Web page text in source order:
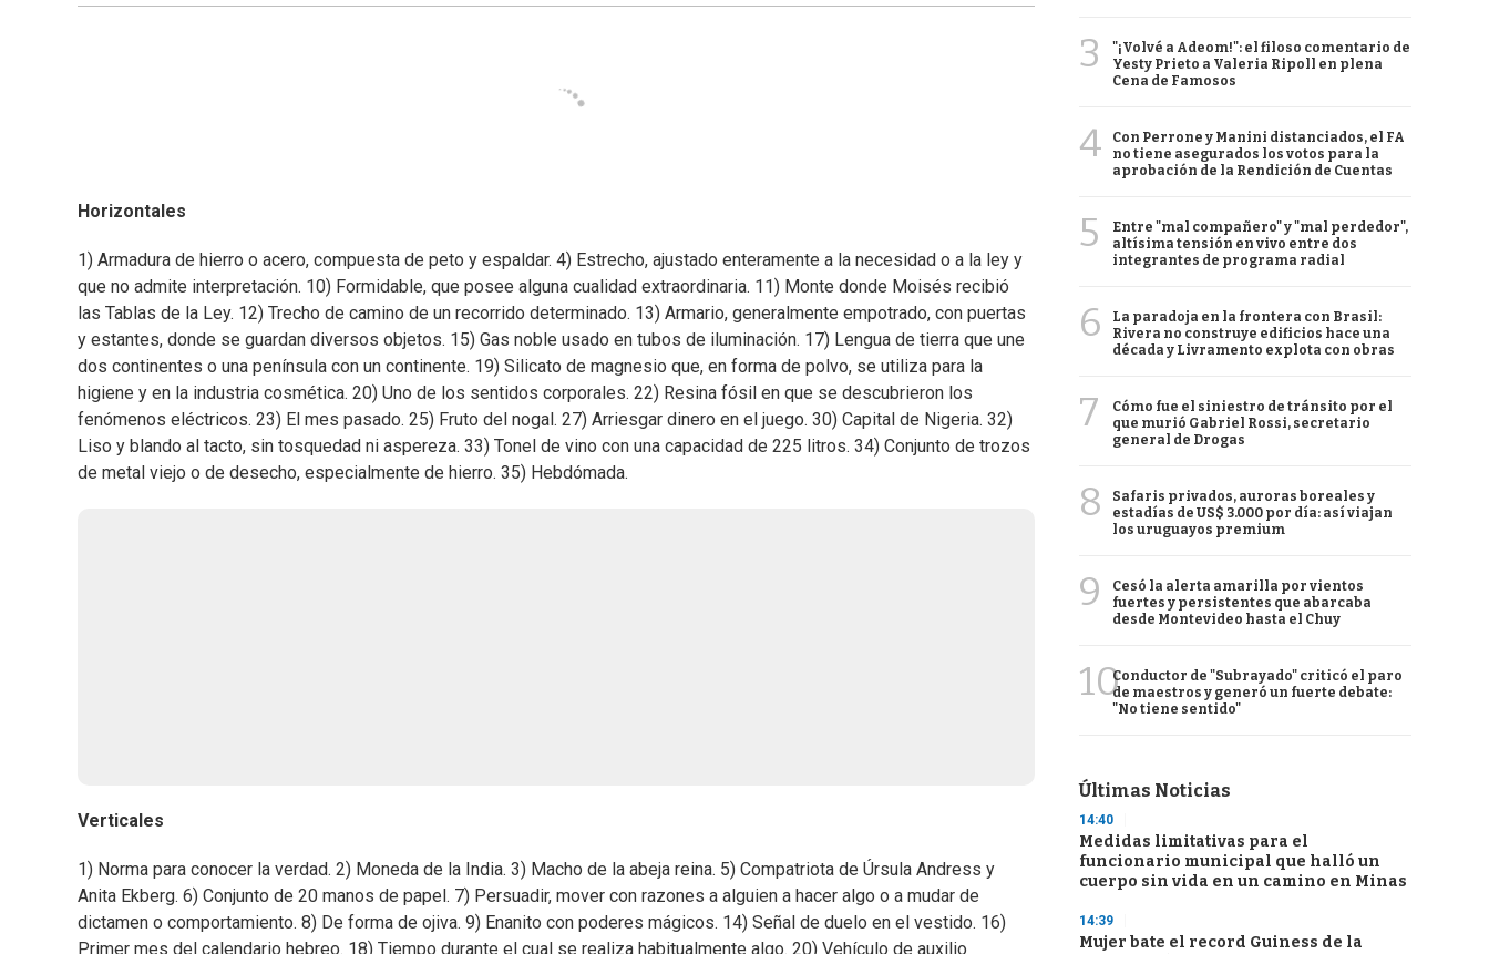
Horizontales
1) Armadura de hierro o acero, compuesta de peto y espaldar. 4) Estrecho, ajustado enteramente a la necesidad o a la ley y
que no admite interpretación. 10) Formidable, que posee alguna cualidad extraordinaria. 11) Monte donde Moisés recibió
las Tablas de la Ley. 12) Trecho de camino de un recorrido determinado. 13) Armario, generalmente empotrado, con puertas
y estantes, donde se guardan diversos objetos. 15) Gas noble usado en tubos de iluminación. 17) Lengua de tierra que une
dos continentes o una península con un continente. 19) Silicato de magnesio que, en forma de polvo, se utiliza para la
higiene y en la industria cosmética. 20) Uno de los sentidos corporales. 22) Resina fósil en que se descubrieron los
fenómenos eléctricos. 23) El mes pasado. 25) Fruto del nogal. 27) Arriesgar dinero en el juego. 30) Capital de Nigeria. 32)
Liso y blando al tacto, sin tosquedad ni aspereza. 33) Tonel de vino con una capacidad de 225 litros. 34) Conjunto de trozos
de metal viejo o de desecho, especialmente de hierro. 35) Hebdómada.
Verticales
1) Norma para conocer la verdad. 2) Moneda de la India. 3) Macho de la abeja reina. 5) Compatriota de Úrsula Andress y
Anita Ekberg. 6) Conjunto de 20 manos de papel. 7) Persuadir, mover con razones a alguien a hacer algo o a mudar de
dictamen o comportamiento. 8) De forma de ojiva. 9) Enanito con poderes mágicos. 14) Señal de duelo en el vestido. 16)
Primer mes del calendario hebreo. 18) Tiempo durante el cual se realiza habitualmente algo. 20) Vehículo de auxilio
3
"¡Volvé a Adeom!": el filoso comentario de
Yesty Prieto a Valeria Ripoll en plena
Cena de Famosos
4
Con Perrone y Manini distanciados, el FA
no tiene asegurados los votos para la
aprobación de la Rendición de Cuentas
5
Entre "mal compañero" y "mal perdedor",
altísima tensión en vivo entre dos
integrantes de programa radial
6
La paradoja en la frontera con Brasil:
Rivera no construye edificios hace una
década y Livramento explota con obras
7
Cómo fue el siniestro de tránsito por el
que murió Gabriel Rossi, secretario
general de Drogas
8
Safaris privados, auroras boreales y
estadías de US$ 3.000 por día: así viajan
los uruguayos premium
9
Cesó la alerta amarilla por vientos
fuertes y persistentes que abarcaba
desde Montevideo hasta el Chuy
10Conductor de "Subrayado" criticó el paro
de maestros y generó un fuerte debate:
"No tiene sentido"
Últimas Noticias
14:40
Medidas limitativas para el
funcionario municipal que halló un
cuerpo sin vida en un camino en Minas
14:39
Mujer bate el record Guiness de la